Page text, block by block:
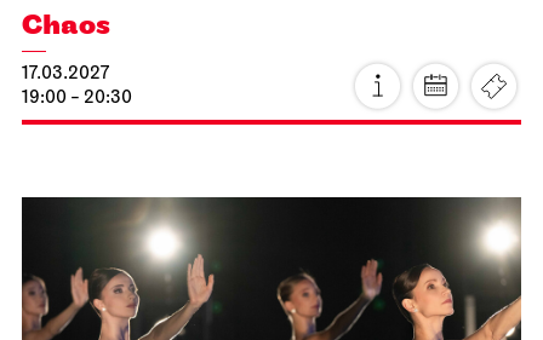
Staatsoper Stuttgart Opernhaus